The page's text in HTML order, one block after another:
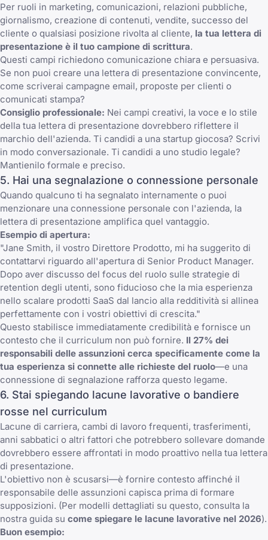
Per ruoli in marketing, comunicazioni, relazioni pubbliche,
giornalismo, creazione di contenuti, vendite, successo del
cliente o qualsiasi posizione rivolta al cliente, la tua lettera di
presentazione è il tuo campione di scrittura.
Questi campi richiedono comunicazione chiara e persuasiva.
Se non puoi creare una lettera di presentazione convincente,
come scriverai campagne email, proposte per clienti o
comunicati stampa?
Consiglio professionale: Nei campi creativi, la voce e lo stile
della tua lettera di presentazione dovrebbero riflettere il
marchio dell'azienda. Ti candidi a una startup giocosa? Scrivi
in modo conversazionale. Ti candidi a uno studio legale?
Mantienilo formale e preciso.
5. Hai una segnalazione o connessione personale
Quando qualcuno ti ha segnalato internamente o puoi
menzionare una connessione personale con l'azienda, la
lettera di presentazione amplifica quel vantaggio.
Esempio di apertura:
"Jane Smith, il vostro Direttore Prodotto, mi ha suggerito di
contattarvi riguardo all'apertura di Senior Product Manager.
Dopo aver discusso del focus del ruolo sulle strategie di
retention degli utenti, sono fiducioso che la mia esperienza
nello scalare prodotti SaaS dal lancio alla redditività si allinea
perfettamente con i vostri obiettivi di crescita."
Questo stabilisce immediatamente credibilità e fornisce un
contesto che il curriculum non può fornire. Il 27% dei
responsabili delle assunzioni cerca specificamente come la
tua esperienza si connette alle richieste del ruolo—e una
connessione di segnalazione rafforza questo legame.
6. Stai spiegando lacune lavorative o bandiere
rosse nel curriculum
Lacune di carriera, cambi di lavoro frequenti, trasferimenti,
anni sabbatici o altri fattori che potrebbero sollevare domande
dovrebbero essere affrontati in modo proattivo nella tua lettera
di presentazione.
L'obiettivo non è scusarsi—è fornire contesto affinché il
responsabile delle assunzioni capisca prima di formare
supposizioni. (Per modelli dettagliati su questo, consulta la
nostra guida su come spiegare le lacune lavorative nel 2026).
Buon esempio: